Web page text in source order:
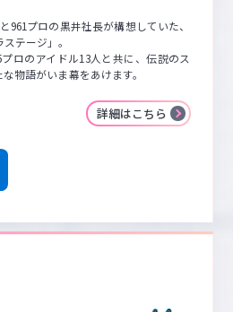
961プロの黒井社長が構想していた、
テージ」。
ロのアイドル13人と共に、伝説のス
物語がいま幕をあけます。
詳細はこちら